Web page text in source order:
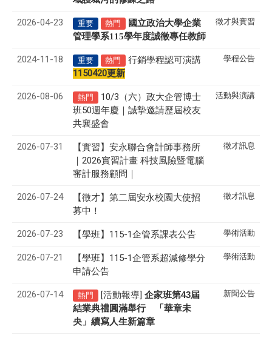
2026-04-23 重要 熱門
國立政治大學企業
管理學系115學年度誠徵專任教師
徵才與實習
2024-11-18 重要 熱門
行銷學程認可演講
1150420更新
學程公告
2026-08-06 熱門
10/3（六）政大企管博士
班50週年慶｜誠摯邀請歷屆校友
共襄盛會
活動與演講
2026-07-31
【實習】安永聯合會計師事務所
｜2026實習計畫 科技風險暨電腦
審計服務顧問｜
徵才訊息
2026-07-24 【徵才】 第二屆安永校園大使招
募中！
徵才訊息
2026-07-23 【學班】115-1企管系課表公告 學術活動
2026-07-21
【學班】115-1企管系超減修學分
申請公告
學術活動
2026-07-14 熱門 [活動報導] 企家班第43屆
結業典禮圓滿舉行 「華章未
央」續寫人生新篇章
新聞公告